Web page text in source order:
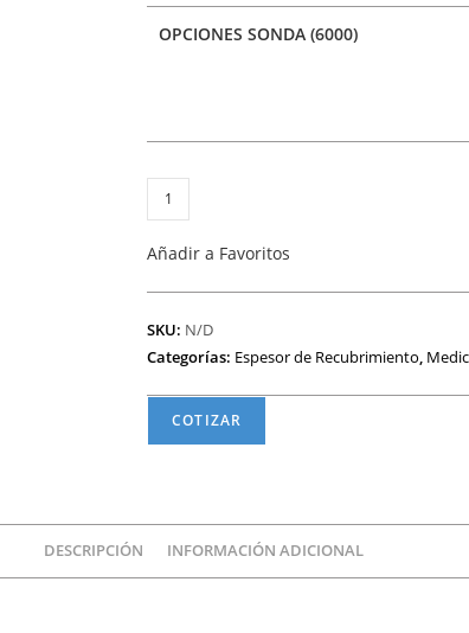
OPCIONES SONDA (6000)
PosiTector
6000
de
de
espesor
de
revestimiento
sustratos
metálicos
Añadir a Favoritos
SKU: N/D
Categorías: Espesor de Recubrimiento,
COTIZAR
DESCRIPCIÓN INFORMACIÓN ADICIONAL